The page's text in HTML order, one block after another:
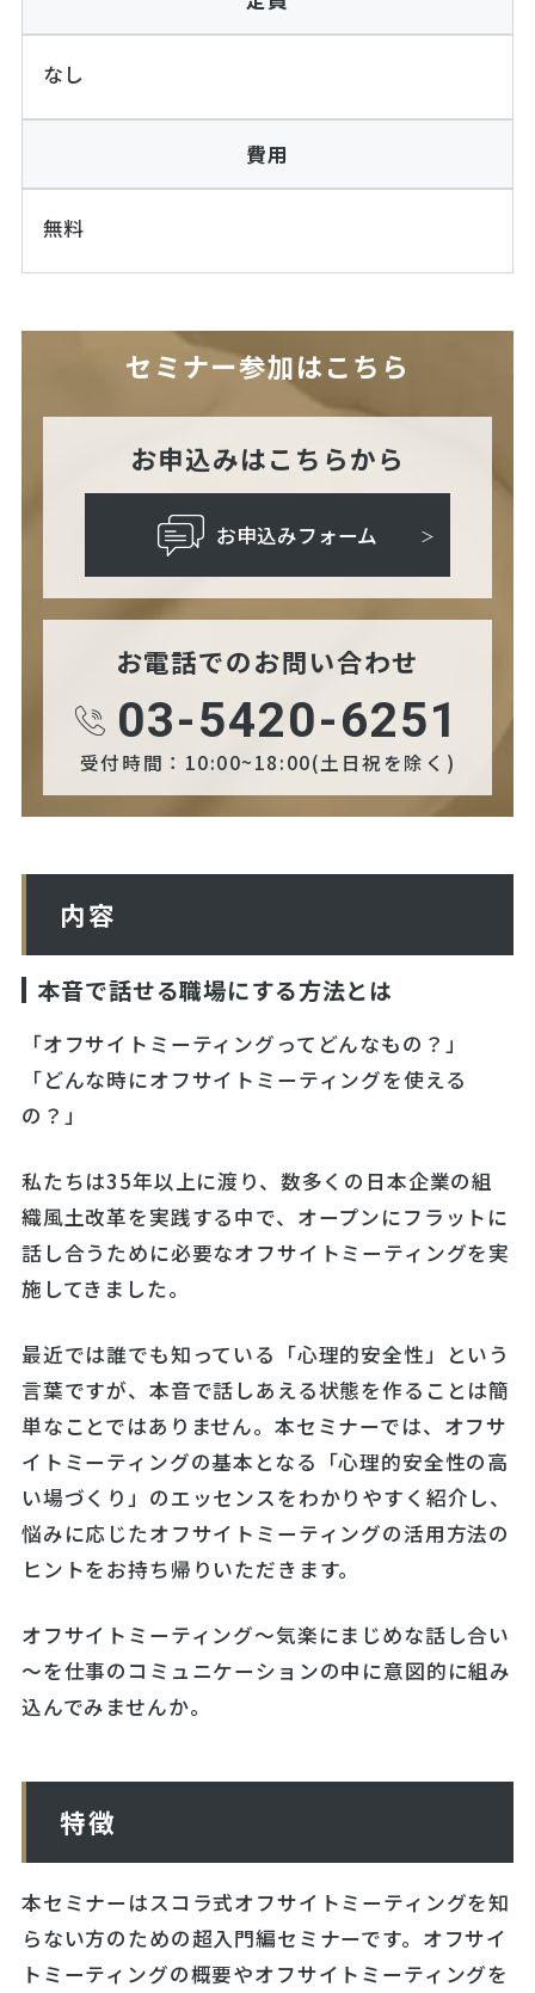
なし
費用
無料
セミナー参加はこちら
お申込みはこちらから
お申込みフォーム
お電話でのお問い合わせ
03-5420-6251
受付時間：10:00~18:00(土日祝を除く)
内容
本音で話せる職場にする方法とは
「オフサイトミーティングってどんなもの？」
「どんな時にオフサイトミーティングを使える
の？」
私たちは35年以上に渡り、数多くの日本企業の組
織風土改革を実践する中で、オープンにフラットに
話し合うために必要なオフサイトミーティングを実
施してきました。
最近では誰でも知っている「心理的安全性」という
言葉ですが、本音で話しあえる状態を作ることは簡
単なことではありません。本セミナーでは、オフサ
イトミーティングの基本となる「心理的安全性の高
い場づくり」のエッセンスをわかりやすく紹介し、
悩みに応じたオフサイトミーティングの活用方法の
ヒントをお持ち帰りいただきます。
オフサイトミーティング～気楽にまじめな話し合い
～を仕事のコミュニケーションの中に意図的に組み
込んでみませんか。
特徴
本セミナーはスコラ式オフサイトミーティングを知
らない方のための超入門編セミナーです。オフサイ
トミーティングの概要やオフサイトミーティングを